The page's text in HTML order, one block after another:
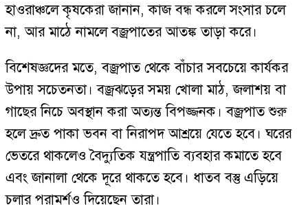
হাওরাঞ্চলে কৃষকেরা জানান, কাজ বন্ধ করলে সংসার চলে
না, আর মাঠে নামলে বজ্রপাতের আতঙ্ক তাড়া করে।
বিশেষজ্ঞদের মতে, বজ্রপাত থেকে বাঁচার সবচেয়ে কার্যকর
উপায় সচেতনতা। বজ্রঝড়ের সময় খোলা মাঠ, জলাশয় বা
গাছের নিচে অবস্থান করা অত্যন্ত বিপজ্জনক। বজ্রপাত শুরু
হলে দ্রুত পাকা ভবন বা নিরাপদ আশ্রয়ে যেতে হবে। ঘরের
ভেতরে থাকলেও বৈদ্যুতিক যন্ত্রপাতি ব্যবহার কমাতে হবে
এবং জানালা থেকে দূরে থাকতে হবে। ধাতব বস্তু এড়িয়ে
চলার পরামর্শও দিয়েছেন তারা।